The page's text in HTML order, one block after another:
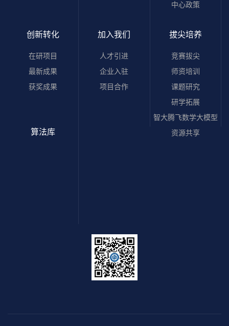
中心政策
创新转化
在研项目
最新成果
获奖成果
加入我们
人才引进
企业入驻
项目合作
拔尖培养
竞赛拔尖
师资培训
课题研究
研学拓展
智大腾飞数学大模型
资源共享
算法库